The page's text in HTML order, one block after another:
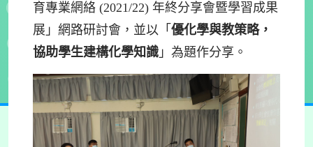
育專業網絡 (2021/22) 年終分享會暨學習成果
展」網路研討會，並以「 優化學與教策略，
協助學生建構化學知識 」為題作分享。